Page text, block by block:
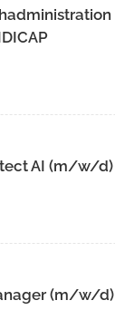
AI (m/w/d)
(m/w/d)